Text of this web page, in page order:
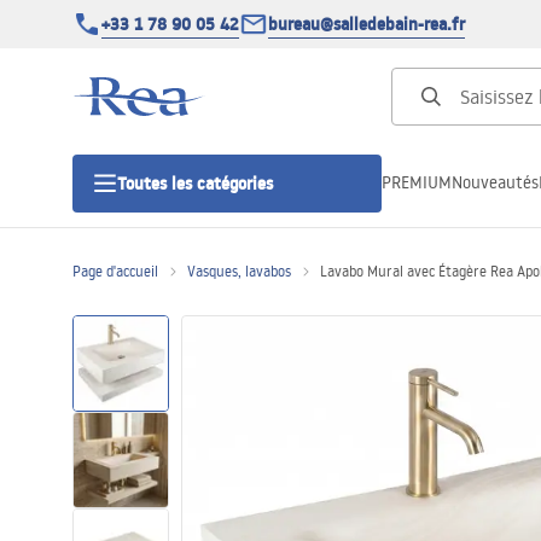
+33 1 78 90 05 42 bureau@salledebain-rea.fr
Toutes les catégories
Portes de douche
Receveurs de douche
Caniveaux de douche
PREMIUMNouveautés
Page d'accueil Vasques, lavabos Lavabo Mural avec Étagère Rea